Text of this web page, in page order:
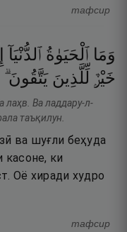
тафсир
وَمَا ٱلْحَيَوٰةُ ٱلدُّنْيَآ
خَيْرٌۭ لِّلَّذِينَ يَتَّقُونَ ۗ
лаҳв. Ва ладдару-л-
таъқилун.
ва шуғли беҳуда
касоне, ки
Оё хиради худро
тафсир